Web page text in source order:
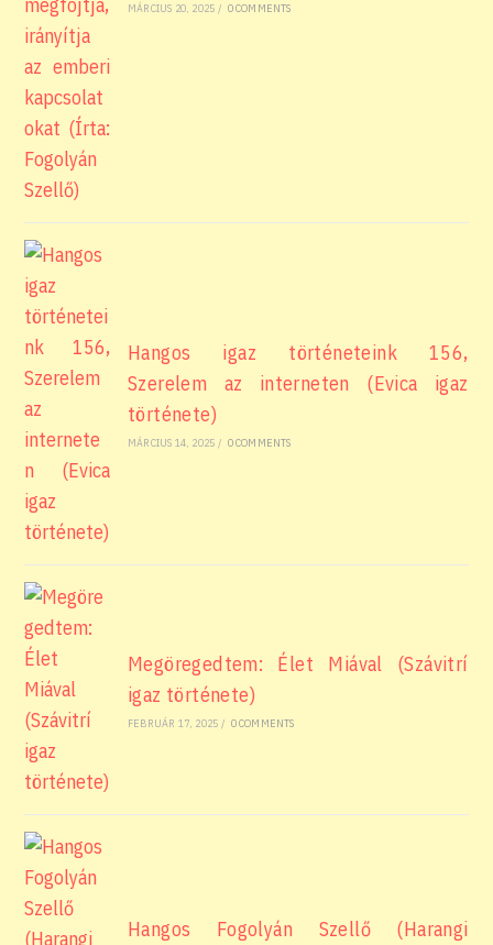
MÁRCIUS 20, 2025 / 0 COMMENTS
Hangos igaz történeteink 156,
Szerelem az interneten (Evica igaz
története)
MÁRCIUS 14, 2025 / 0 COMMENTS
Megöregedtem: Élet Miával (Szávitrí
igaz története)
FEBRUÁR 17, 2025 / 0 COMMENTS
Hangos Fogolyán Szellő (Harangi